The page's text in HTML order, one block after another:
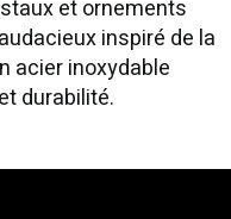
et ornements
inspiré de la
acier inoxydable
durabilité.